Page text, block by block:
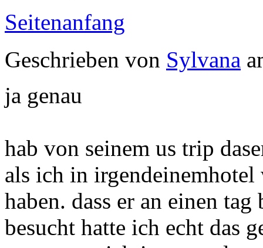
Seitenanfang
Geschrieben von Sylvana
ja genau
hab von seinem us trip
als ich in irgendeinemhotel
haben. dass er an einen
besucht hatte ich echt das